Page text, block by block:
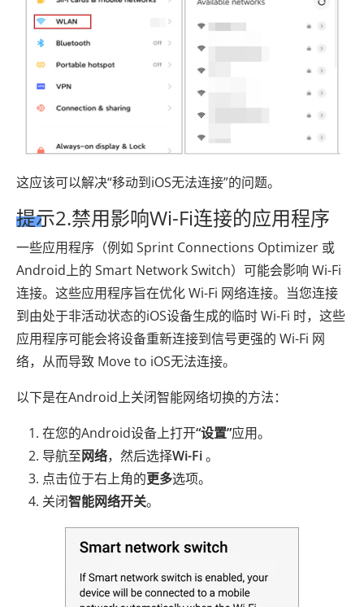
这应该可以解决“移动到iOS无法连接”的问题。
提示2.禁用影响Wi-Fi连接的应用程序
一些应用程序（例如 Sprint Connections Optimizer 或
Android上的 Smart Network Switch）可能会影响 Wi-Fi
连接。这些应用程序旨在优化 Wi-Fi 网络连接。当您连接
到由处于非活动状态的iOS设备生成的临时 Wi-Fi 时，这些
应用程序可能会将设备重新连接到信号更强的 Wi-Fi 网
络，从而导致 Move to iOS无法连接。
以下是在Android上关闭智能网络切换的方法：
在您的Android设备上打开“设置”应用。
导航至网络，然后选择Wi-Fi。
点击位于右上角的更多选项。
关闭智能网络开关。